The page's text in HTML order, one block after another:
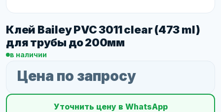
Клей Bailey PVC 3011 clear (473 ml)
для трубы до 200мм
в наличии
Цена по запросу
Уточнить цену в WhatsApp